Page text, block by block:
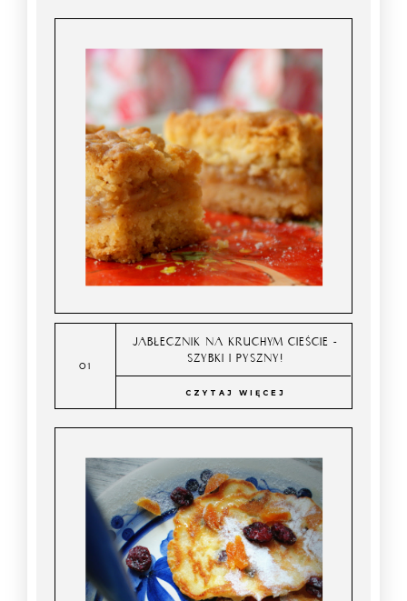
JABŁECZNIK NA KRUCHYM CIEŚCIE -
SZYBKI I PYSZNY!
CZYTAJ WIĘCEJ